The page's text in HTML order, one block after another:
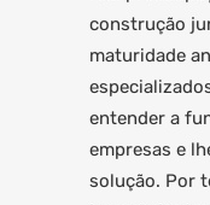
construção
maturidade
entender a
empresas e
solução. Por